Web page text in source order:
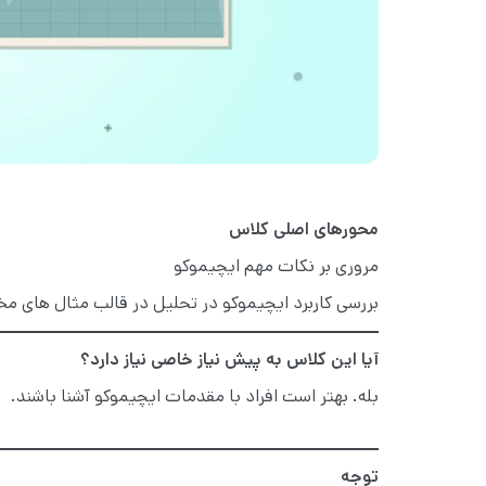
محورهای اصلی کلاس
مروری بر نکات مهم ایچیموکو
بررسی کاربرد ایچیموکو در تحلیل در قالب مثال های
آیا این کلاس به پیش نیاز خاصی نیاز دارد؟
بله. بهتر است افراد با مقدمات ایچیموکو آشنا باشند.
توجه